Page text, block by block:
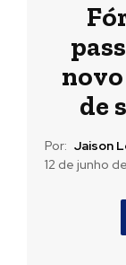
de
Por: Jaison
12 de junho